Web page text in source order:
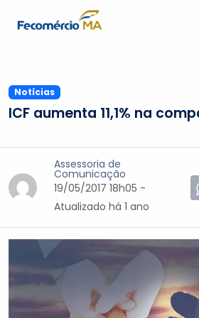
Notícias
ICF aumenta 11,1% na
Assessoria de
Comunicação
19/05/2017 18h05 -
Atualizadohá 1 ano